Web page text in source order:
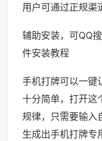
用户可通过正规渠
辅助安装，可QQ
件安装教程
手机打牌可以一键
十分简单，打开这
规律，只需要输入
生成出手机打牌专